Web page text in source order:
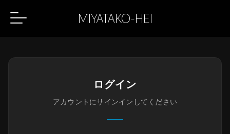
MIYATAKO-HEI
ログイン
アカウントにサインインしてください